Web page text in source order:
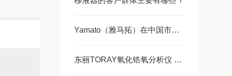
Yamato（雅马拓）在中国市场的热销品类
东丽TORAY氧化锆氧分析仪 RF-400-01射频设备工作原理解析